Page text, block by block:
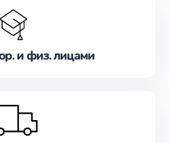
и физ. лицами